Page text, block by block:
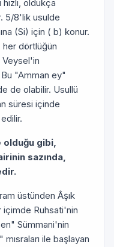
oldukça
5/8'lik usulde
(Si) için ( b) konur.
her dörtlüğün
Veysel'in
"Amman ey"
de olabilir. Usullü
süresi içinde
olduğu gibi,
sazında,
üstünden Âşık
Ruhsati'nin
Sümmani'nin
ile başlayan